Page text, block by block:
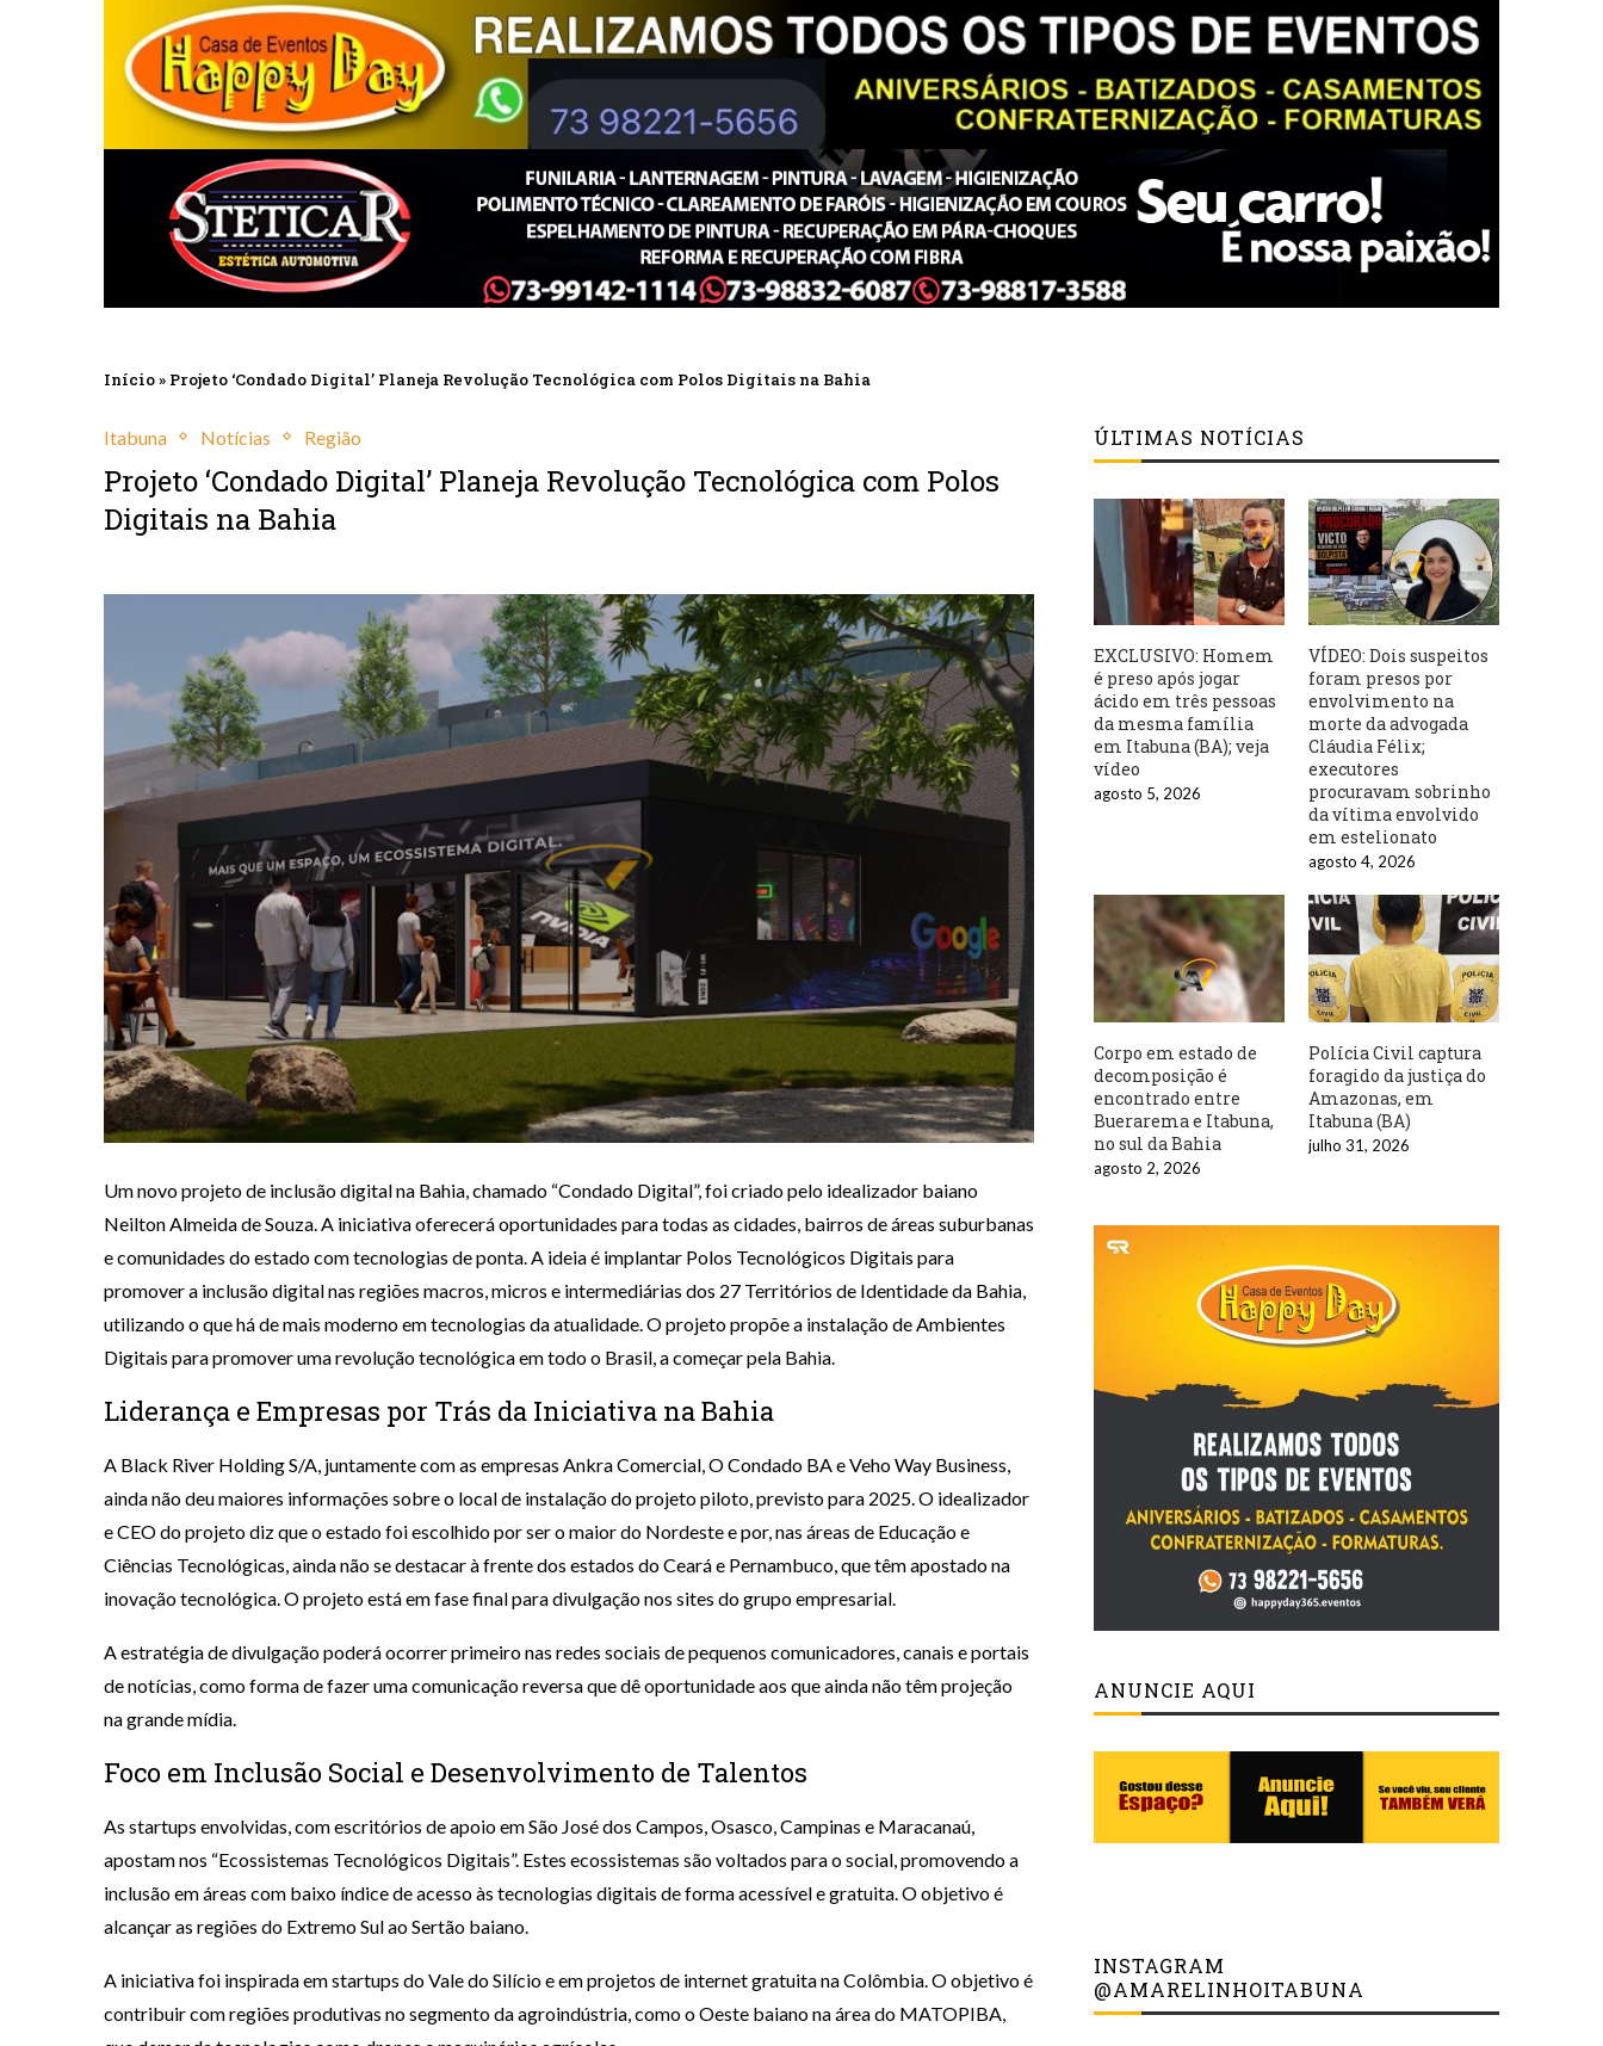
Início» Projeto ‘Condado Digital’ Planeja Revolução Tecnológica com Polos Digitais na Bahia
Itabuna Notícias Região
Projeto ‘Condado Digital’ Planeja Revolução Tecnológica com Polos
Digitais na Bahia
Um novo projeto de inclusão digital na Bahia, chamado “Condado Digital”, foi criado pelo idealizador baiano
Neilton Almeida de Souza. A iniciativa oferecerá oportunidades para todas as cidades, bairros de áreas suburbanas
e comunidades do estado com tecnologias de ponta. A ideia é implantar Polos Tecnológicos Digitais para
promover a inclusão digital nas regiões macros, micros e intermediárias dos 27 Territórios de Identidade da Bahia,
utilizando o que há de mais moderno em tecnologias da atualidade. O projeto propõe a instalação de Ambientes
Digitais para promover uma revolução tecnológica em todo o Brasil, a começar pela Bahia.
Liderança e Empresas por Trás da Iniciativa na Bahia
A Black River Holding S/A, juntamente com as empresas Ankra Comercial, O Condado BA e Veho Way Business,
ainda não deu maiores informações sobre o local de instalação do projeto piloto, previsto para 2025. O idealizador
e CEO do projeto diz que o estado foi escolhido por ser o maior do Nordeste e por, nas áreas de Educação e
Ciências Tecnológicas, ainda não se destacar à frente dos estados do Ceará e Pernambuco, que têm apostado na
inovação tecnológica. O projeto está em fase final para divulgação nos sites do grupo empresarial.
A estratégia de divulgação poderá ocorrer primeiro nas redes sociais de pequenos comunicadores, canais e portais
de notícias, como forma de fazer uma comunicação reversa que dê oportunidade aos que ainda não têm projeção
na grande mídia.
Foco em Inclusão Social e Desenvolvimento de Talentos
As startups envolvidas, com escritórios de apoio em São José dos Campos, Osasco, Campinas e Maracanaú,
apostam nos “Ecossistemas Tecnológicos Digitais”. Estes ecossistemas são voltados para o social, promovendo a
inclusão em áreas com baixo índice de acesso às tecnologias digitais de forma acessível e gratuita. O objetivo é
alcançar as regiões do Extremo Sul ao Sertão baiano.
A iniciativa foi inspirada em startups do Vale do Silício e em projetos de internet gratuita na Colômbia. O objetivo é
contribuir com regiões produtivas no segmento da agroindústria, como o Oeste baiano na área do MATOPIBA,
ÚLTIMAS NOTÍCIAS
EXCLUSIVO: Homem
é preso após jogar
ácido em três pessoas
da mesma família
em Itabuna (BA); veja
vídeo
agosto 5, 2026
VÍDEO: Dois suspeitos
foram presos por
envolvimento na
morte da advogada
Cláudia Félix;
executores
procuravam sobrinho
da vítima envolvido
em estelionato
agosto 4, 2026
Corpo em estado de
decomposição é
encontrado entre
Buerarema e Itabuna,
no sul da Bahia
agosto 2, 2026
Polícia Civil captura
foragido da justiça do
Amazonas, em
Itabuna (BA)
julho 31, 2026
ANUNCIE AQUI
INSTAGRAM
@AMARELINHOITABUNA